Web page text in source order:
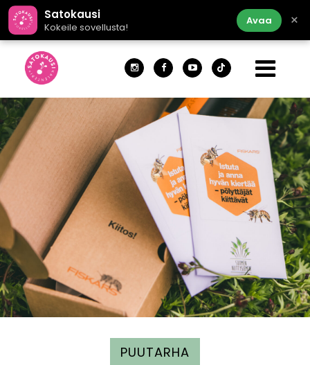
Satokausi
Kokeile sovellusta!
Avaa ×
PUUTARHA